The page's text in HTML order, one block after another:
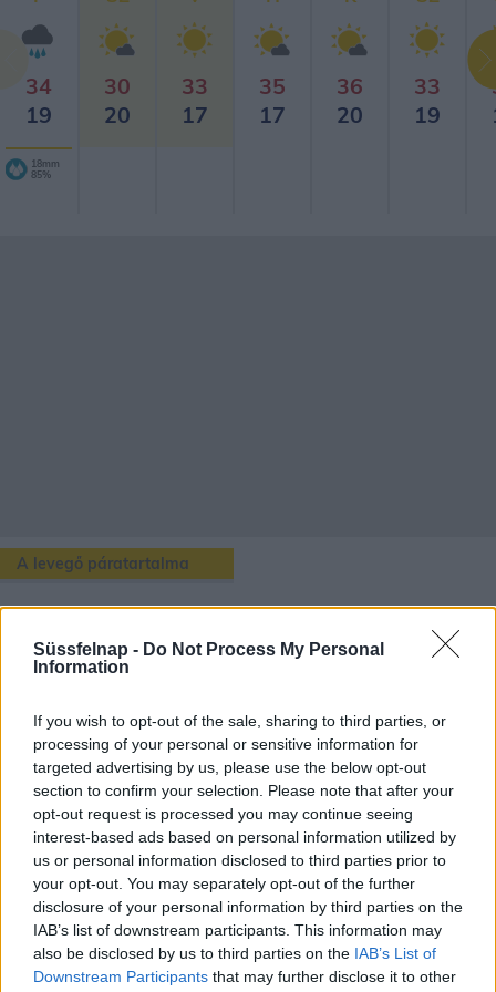
Süssfelnap - Do Not Process My Personal
Information
If you wish to opt-out of the sale, sharing to third parties, or
processing of your personal or sensitive information for
targeted advertising by us, please use the below opt-out
section to confirm your selection. Please note that after your
opt-out request is processed you may continue seeing
interest-based ads based on personal information utilized by
us or personal information disclosed to third parties prior to
your opt-out. You may separately opt-out of the further
disclosure of your personal information by third parties on the
IAB’s list of downstream participants. This information may
also be disclosed by us to third parties on the IAB’s List of
Downstream Participants that may further disclose it to other
34
19
18mm
85%
30
20
33
17
35
17
36
20
33
19
A levegő páratartalma
Egertelepülésén lévő aktuális páratartalmat a fenti térképen és
kiíráson láthatjuk, de ezen túl még rengeteg érdekes dolog van
amit a páratartalomról tudhatunk.
formájában a levegőbe kerül. Ha jobban melegszik a víz, azzal több
vízgőz kerül a levegőbe. A melegedéssel együtt a légkör pára-
kapacitása is növekszik. A páratartalom fogalom alatt kétféle
kifejezést különböztetünk meg:
abszolút páratartalom,ami az 1m3 levegőben lévő vízpára me
nnyiségét mutatja (g/m3).
relatív, vagy viszonylagos páratartalom,ami a levegőben lév
ő vízpára arányát mutatja adott hőmérsékleten a lehetséges telí
tettséghez.
A levegő relatív páratartalmáthigrométerrel mérhetjük.